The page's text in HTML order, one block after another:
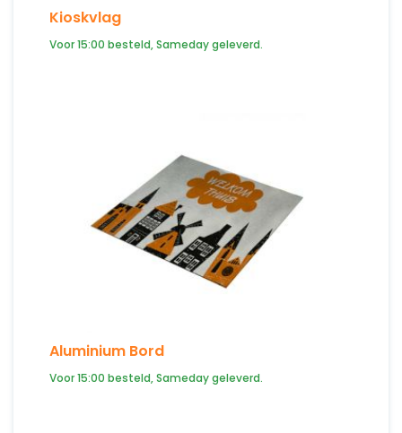
Kioskvlag
Voor 15:00 besteld, Sameday geleverd.
Aluminium Bord
Voor 15:00 besteld, Sameday geleverd.